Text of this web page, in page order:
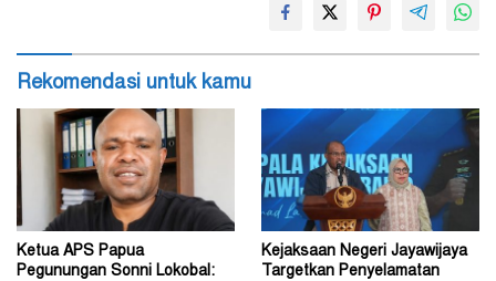
Rekomendasi untuk kamu
Ketua APS Papua
Pegunungan Sonni Lokobal:
Kejaksaan Negeri Jayawijaya
Targetkan Penyelamatan